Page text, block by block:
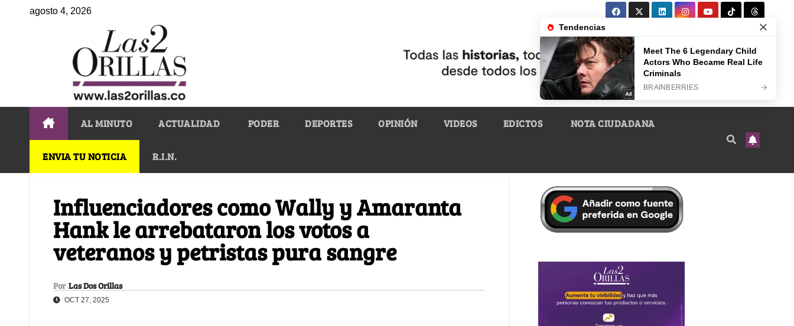
agosto 4, 2026
AL MINUTO ACTUALIDAD PODER DEPORTES OPINIÓN VIDEOS EDICTOS NOTA CIUDADANA
ENVIA TU NOTICIA R.I.N.
Influenciadores como Wally y Amaranta
Hank le arrebataron los votos a
veteranos y petristas pura sangre
Por Las Dos Orillas
OCT 27, 2025